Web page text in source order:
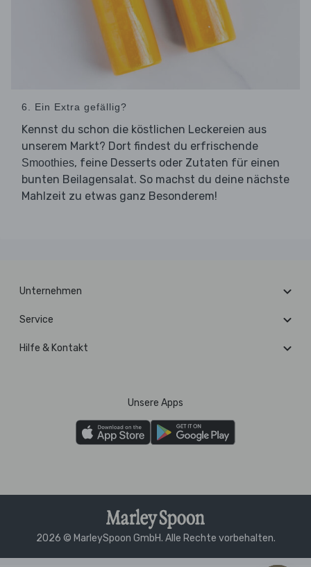
6. Ein Extra gefällig?
Kennst du schon die köstlichen Leckereien aus
unserem Markt? Dort findest du erfrischende
Smoothies, feine Desserts oder Zutaten für einen
bunten Beilagensalat. So machst du deine nächste
Mahlzeit zu etwas ganz Besonderem!
Unternehmen
Service
Hilfe & Kontakt
Unsere Apps
2026 © MarleySpoon GmbH. Alle Rechte vorbehalten.